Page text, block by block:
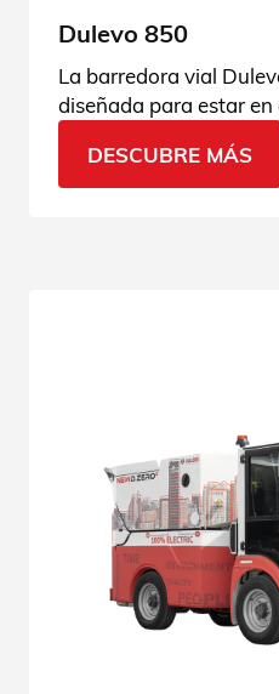
Dulevo 850
La barredora vial
diseñada para estar
producto y descubre
DESCUBRE MÁS